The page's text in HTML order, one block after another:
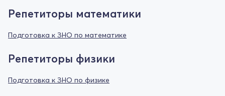
Репетиторы математики
Подготовка к ЗНО по математике
Репетиторы физики
Подготовка к ЗНО по физике